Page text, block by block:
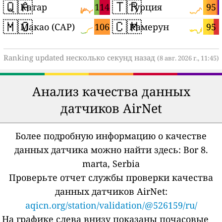
🇶🇦 114
Катар
🇲🇴 106
Макао (САР)
🇹🇷 95
Турция
🇨🇲 95
Камерун
Ranking updated несколько секунд назад (8 авг. 2026 г., 11:45)
Анализ качества данных
датчиков AirNet
Более подробную информацию о качестве
данных датчика можно найти здесь: Bor 8.
marta, Serbia
Проверьте отчет службы проверки качества
данных датчиков AirNet:
aqicn.org/station/validation/@526159/ru/
На графике слева внизу показаны почасовые